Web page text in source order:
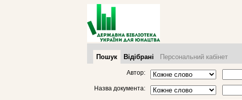
Пошук Відібрані Персональний кабінет
Автор:
Назва документа: